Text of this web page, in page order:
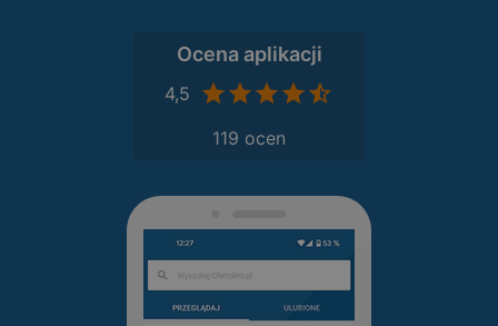
Ocena aplikacji
4,5
119 ocen